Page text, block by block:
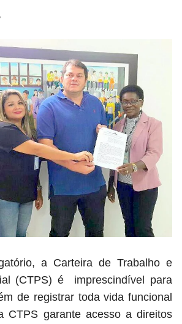
a Carteira de Trabalho e
(CTPS) é imprescindível para
de registrar toda vida funcional
CTPS garante acesso a direitos